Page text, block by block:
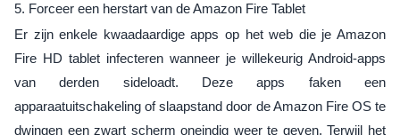
5. Forceer een herstart van de Amazon Fire Tablet
Er zijn enkele kwaadaardige apps op het web die je Amazon
Fire HD tablet infecteren wanneer je willekeurig Android-apps
van derden sideloadt. Deze apps faken een
apparaatuitschakeling of slaapstand door de Amazon Fire OS te
dwingen een zwart scherm oneindig weer te geven. Terwijl het